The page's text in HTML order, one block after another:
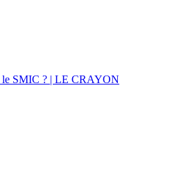
le SMIC ? | LE CRAYON